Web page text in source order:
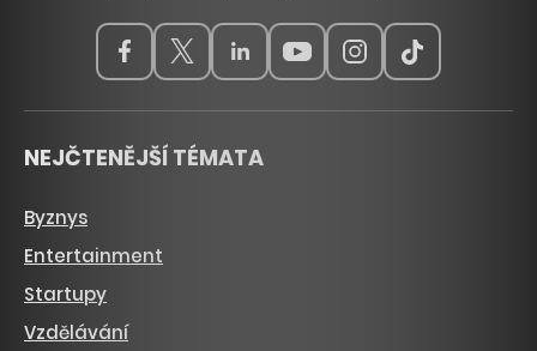
NEJČTENĚJŠÍ TÉMATA
Byznys
Entertainment
Startupy
Vzdělávání